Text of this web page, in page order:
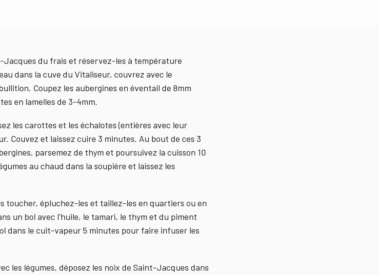
Jacques du frais et réservez-les à température
dans la cuve du Vitaliseur, couvrez avec le
Coupez les aubergines en éventail de 8mm
en lamelles de 3-4mm.
les carottes et les échalotes (entières avec leur
Couvez et laissez cuire 3 minutes. Au bout de ces 3
parsemez de thym et poursuivez la cuisson 10
au chaud dans la soupière et laissez les
toucher, épluchez-les et taillez-les en quartiers ou en
un bol avec l'huile, le tamari, le thym et du piment
dans le cuit-vapeur 5 minutes pour faire infuser les
les légumes, déposez les noix de Saint-Jacques dans